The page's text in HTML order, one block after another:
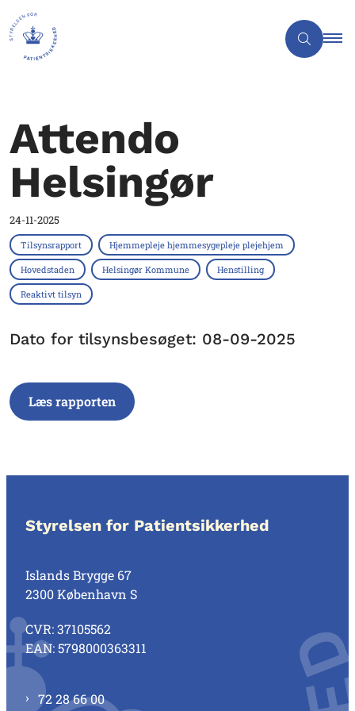
Attendo
Helsingør
24-11-2025
Tilsynsrapport Hjemmepleje hjemmesygepleje plejehjem
Hovedstaden Helsingør Kommune Henstilling
Reaktivt tilsyn
Dato for tilsynsbesøget: 08-09-2025
Læs rapporten
Styrelsen for Patientsikkerhed
Islands Brygge 67
2300 København S
CVR: 37105562
EAN: 5798000363311
72 28 66 00